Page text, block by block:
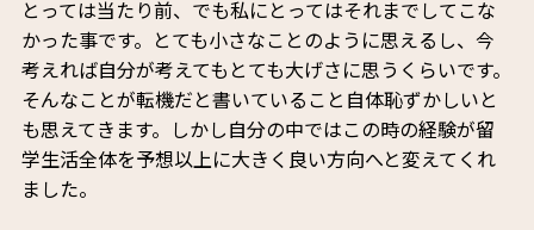
とっては当たり前、でも私にとってはそれまでしてこな
かった事です。とても小さなことのように思えるし、今
考えれば自分が考えてもとても大げさに思うくらいです。
そんなことが転機だと書いていること自体恥ずかしいと
も思えてきます。しかし自分の中ではこの時の経験が留
学生活全体を予想以上に大きく良い方向へと変えてくれ
ました。